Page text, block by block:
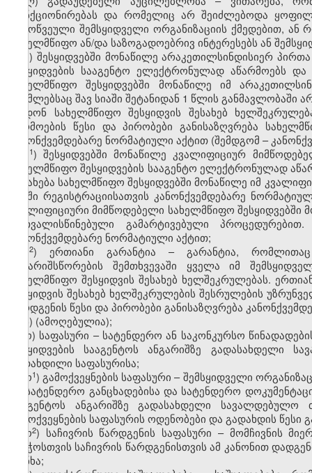
ფუნქციონირებას და რომელიც არ შეიძლებოდა
გამოწვეული შემსყიდველი ორგანიზაციის ქმედებით,
სახელმწიფო ან/და საზოგადოებრივ ინტერესებს ან
მ) შესყიდვებში მონაწილე არაკეთილსინდისიერ
შესყიდვების სააგენტო ელექტრონულად აწარმოებს
სახელმწიფო შესყიდვებში მონაწილე იმ
რომლებსაც შავ სიაში შეტანიდან 1 წლის
დადონ სახელმწიფო შესყიდვის შესახებ
წარმოების წესი და პირობები განისაზღვრება
კანონქვემდებარე ნორმატიული აქტით (შემდგომ –
​1) შესყიდვებში მონაწილე კვალიფიციურ
სახელმწიფო შესყიდვების სააგენტო ელექტრონულად
აისახება სახელმწიფო შესყიდვებში მონაწილე იმ
სიაში რეგისტრაციისათვის კანონქვემდებარე
კვალიფიციური მიმწოდებელი სახელმწიფო
გათვალისწინებული გამარტივებული
კანონქვემდებარე ნორმატიული აქტით;
​2) ერთიანი გარანტია – გარანტია, რომლითაც
ანგარიშსწორების შემთხვევაში ყველა იმ
სახელმწიფო შესყიდვის შესახებ ხელშეკრულებას.
შესყიდვის შესახებ ხელშეკრულების შესრულების
წარდგენის წესი და პირობები განისაზღვრება
ნ) (ამოღებულია);
ო) საფასური – სატენდერო ან საკონკურსო
შესყიდვების სააგენტოს ანგარიშზე
გადახდილი საფასურისა;
ო​1) გამოქვეყნების საფასური – შემსყიდველი
ან სატენდერო განცხადებისა და სატენდერო
სააგენტოს ანგარიშზე გადასახდელი
გამოქვეყნების საფასურის ოდენობები და გადახდის
ო​​2) საჩივრის წარდგენის საფასური – მომჩივნის
საბჭოსთვის საჩივრის წარდგენისთვის ამ კანონით
თანხა;